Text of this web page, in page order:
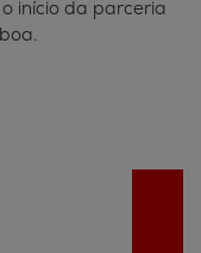
início da parceria